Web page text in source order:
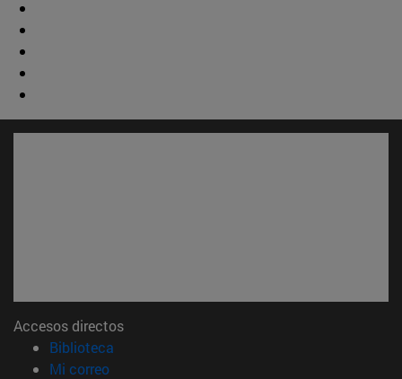
Accesos directos
Biblioteca
Mi correo(abre en nueva ventana)